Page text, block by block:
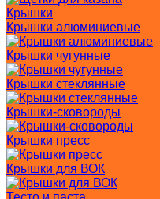
Крышки
Крышки алюминиевые
Крышки чугунные
Крышки стеклянные
Крышки-сковороды
Крышки пресс
Крышки для ВОК